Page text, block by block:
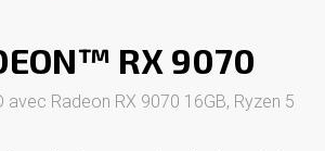
RX 9070
avec Radeon RX 9070 16GB, Ryzen 5